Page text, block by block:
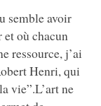
semble avoir
où chacun
ressource, j’ai
Henri, qui
vie”.L’art ne